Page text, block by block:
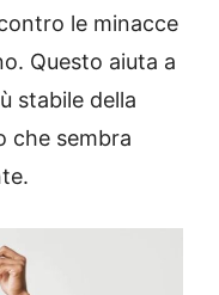
le minacce
Questo aiuta a
stabile della
che sembra